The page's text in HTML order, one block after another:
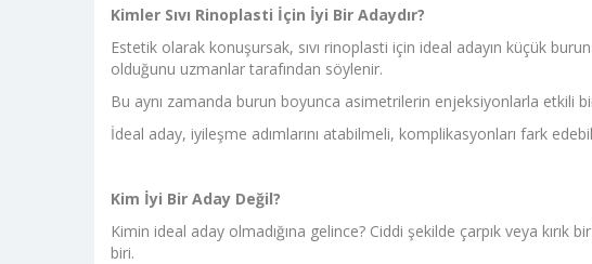
Kimler Sıvı Rinoplasti İçin İyi Bir Adaydır?
Estetik olarak konuşursak, sıvı rinoplasti için ideal adayın küçük
olduğunu uzmanlar tarafından söylenir.
Bu aynı zamanda burun boyunca asimetrilerin enjeksiyonlarla etkili
İdeal aday, iyileşme adımlarını atabilmeli, komplikasyonları fark
Kim İyi Bir Aday Değil?
Kimin ideal aday olmadığına gelince? Ciddi şekilde çarpık veya
biri.